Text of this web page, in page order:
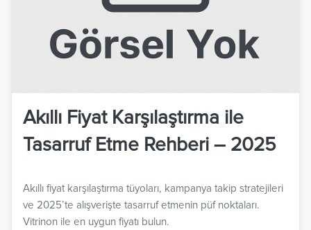
Akıllı Fiyat Karşılaştırma ile
Tasarruf Etme Rehberi – 2025
Akıllı fiyat karşılaştırma tüyoları, kampanya takip stratejileri
ve 2025’te alışverişte tasarruf etmenin püf noktaları.
Vitrinon ile en uygun fiyatı bulun.